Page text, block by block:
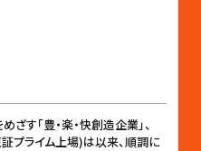
す「豊・楽・快創造企業」、
プライム上場)は以来、順調に